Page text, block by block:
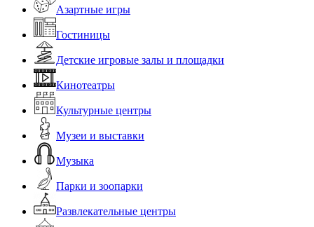
Азартные игры
Гостиницы
Детские игровые залы и площадки
Кинотеатры
Культурные центры
Музеи и выставки
Музыка
Парки и зоопарки
Развлекательные центры